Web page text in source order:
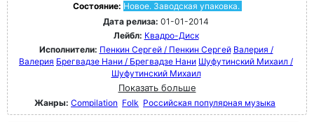
Состояние: Новое. Заводская упаковка.
Дата релиза: 01-01-2014
Лейбл: Квадро-Диск
Исполнители: Пенкин Сергей / Пенкин Сергей Валерия /
Валерия Брегвадзе Нани / Брегвадзе Нани Шуфутинский Михаил /
Шуфутинский Михаил
Показать больше
Жанры: Compilation Folk Российская популярная музыка